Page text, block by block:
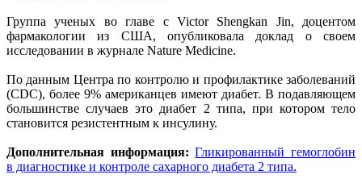
Группа ученых во главе с Victor Shengkan Jin, доцентом
фармакологии из США, опубликовала доклад о своем
исследовании в журнале Nature Medicine.
По данным Центра по контролю и профилактике заболеваний
(CDC), более 9% американцев имеют диабет. В подавляющем
большинстве случаев это диабет 2 типа, при котором тело
становится резистентным к инсулину.
Дополнительная информация: Гликированный гемоглобин
в диагностике и контроле сахарного диабета 2 типа.